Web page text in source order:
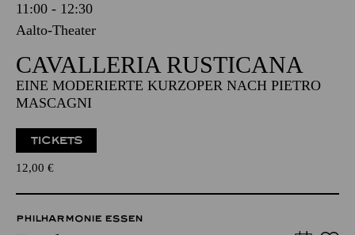
11:00 - 12:30
Aalto-Theater
CAVALLERIA RUSTICANA
EINE MODERIERTE KURZOPER NACH PIETRO
MASCAGNI
TICKETS
12,00 €
PHILHARMONIE ESSEN